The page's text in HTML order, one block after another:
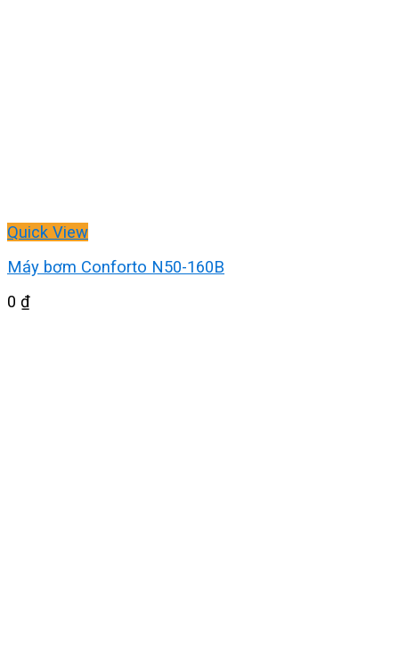
Quick View
Máy bơm Conforto N50-160B
0 ₫